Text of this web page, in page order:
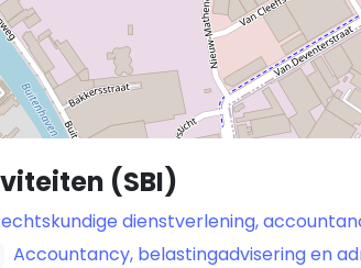
(SBI)
dienstverlening,
Accountancy, belastingadvisering en